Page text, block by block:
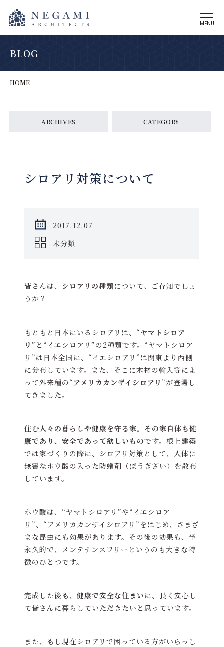
MENU
BLOG
HOME
ARCHIVES CATEGORY
シロアリ対策について
2017.12.07
未分類
皆さんは、 シロアリの種類について、ご存知でしょ
うか？
もともと日本にいるシロアリは、“ヤマトシロア
リ ”と“イエシロアリ”の2種類です。“ヤマトシロア
リ”は日本全国に、“イエシロアリ”は関東より西側
に分布しています。また、そこに木材の輸入等によ
って外来種の“アメリカカンザイシロアリ ”が登場し
てきました。
住む人々の暮らしや健康を守る家。その家自体も健
康であり、安全であって欲しいものです。根上建築
では家づくりの際に、シロアリ対策として、人体に
無害なホウ酸の入った防蟻剤（ぼうぎざい）を散布
しています。
ホウ酸は、“ヤマトシロアリ”や“イエシロア
リ”、“アメリカカンザイシロアリ”をはじめ、さまざ
まな昆虫にも効果があります。その後の効果も、半
永久的で、メンテナンスフリーというのも大きな特
徴のひとつです。
完成した後も、 健康で安全な住まい に、長く安心し
て皆さんに暮らしていただきたいと思っています。
また、もし現在シロアリで困っている方がいらっし